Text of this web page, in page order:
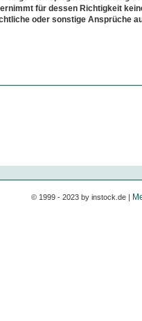
für dessen Richtigkeit
oder sonstige Ansprüche
© 1999 - 2023 by instock.de |